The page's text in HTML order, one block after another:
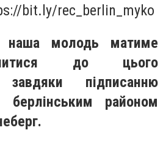
bit.ly/rec_berlin_myko
наша молодь матиме
до цього
завдяки підписанню
районом